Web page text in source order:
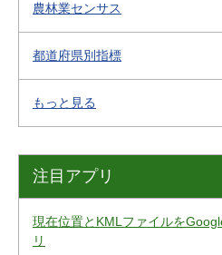
農林業センサス
都道府県別指標
もっと見る
注目アプリ
現在位置とKMLファイルを
リ